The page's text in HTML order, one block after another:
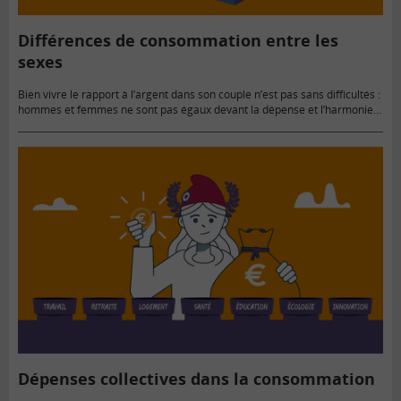
Différences de consommation entre les
sexes
Bien vivre le rapport à l’argent dans son couple n’est pas sans difficultés :
hommes et femmes ne sont pas égaux devant la dépense et l’harmonie
Dépenses collectives dans la consommation